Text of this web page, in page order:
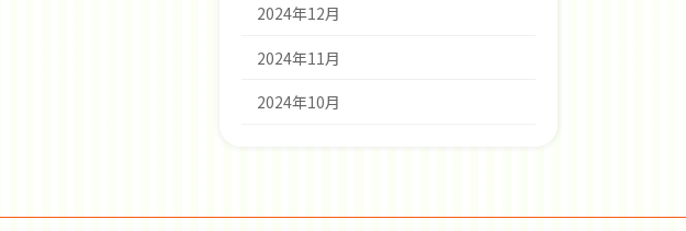
2024年12月
2024年11月
2024年10月